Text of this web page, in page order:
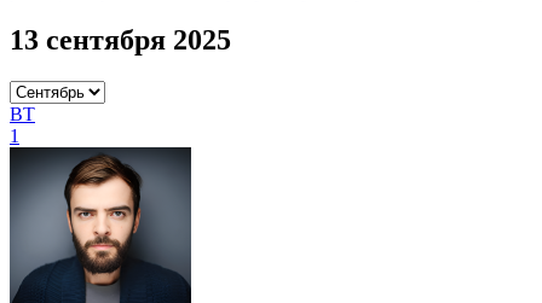
13 сентября 2025
ВТ
1